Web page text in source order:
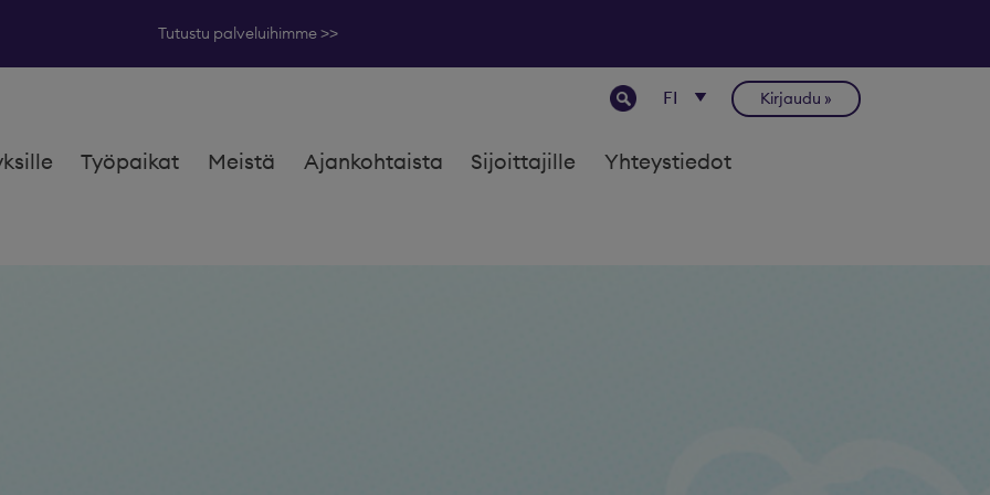
Tutustu palveluihimme >>
Kirjaudu
Työpaikat Meistä Ajankohtaista Sijoittajille Yhteystiedot